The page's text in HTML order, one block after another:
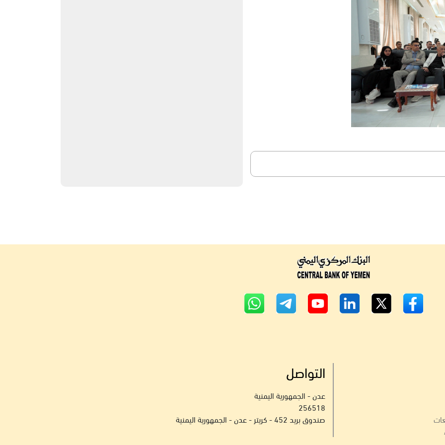
التواصل
عدن - الجمهورية اليمنية
256518
صندوق بريد 452 - كريتر - عدن - الجمهورية اليمنية